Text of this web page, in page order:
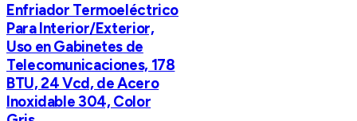
Enfriador Termoeléctrico
Para Interior/Exterior,
Uso en Gabinetes de
Telecomunicaciones, 178
BTU, 24 Vcd, de Acero
Inoxidable 304, Color